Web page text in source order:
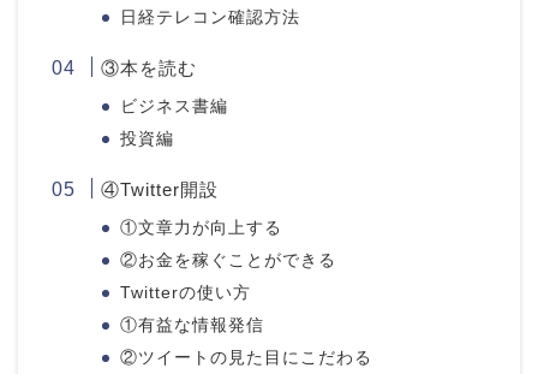
日経テレコン確認方法
③本を読む
ビジネス書編
投資編
④Twitter開設
①文章力が向上する
②お金を稼ぐことができる
Twitterの使い方
①有益な情報発信
②ツイートの見た目にこだわる